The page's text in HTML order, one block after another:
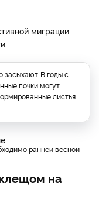
миграции
засыхают. В годы с
почки могут
листья
ранней весной
на